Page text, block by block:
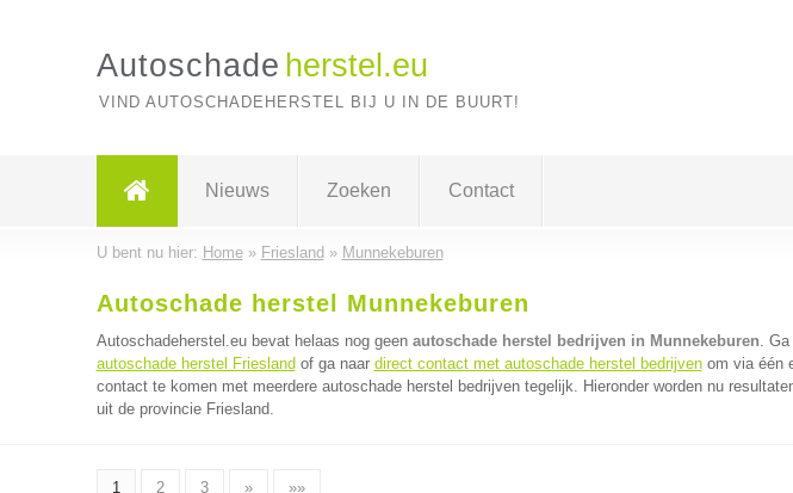
Autoschade herstel.eu
VIND AUTOSCHADEHERSTEL BIJ U IN DE BUURT!
Nieuws Zoeken Contact
U bent nu hier: Home» Friesland » Munnekeburen
Autoschade herstel Munnekeburen
Autoschadeherstel.eu bevat helaas nog geen autoschade herstel bedrijven in Munnekeburen. Ga
autoschade herstel Friesland of ga naar direct contact met autoschade herstel bedrijvenom via één
contact te komen met meerdere autoschade herstel bedrijven tegelijk. Hieronder worden nu
uit de provincie Friesland.
1 2 3 » »»